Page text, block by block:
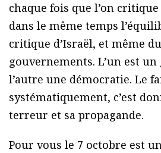
chaque fois que l’on
dans le même temps
critique d’Israël, et même
gouvernements. L’un est
l’autre une démocratie. Le
systématiquement, c’est
terreur et sa propagande.
Pour vous le 7 octobre est